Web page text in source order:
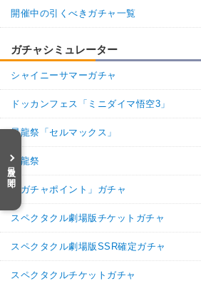
目次を開く
開催中の引くべきガチャ一覧
ガチャシミュレーター
シャイニーサマーガチャ
ドッカンフェス「ミニダイマ悟空3」
昇龍祭「セルマックス」
昇龍祭
「ガチャポイント」ガチャ
スペクタクル劇場版チケットガチャ
スペクタクル劇場版SSR確定ガチャ
スペクタクルチケットガチャ